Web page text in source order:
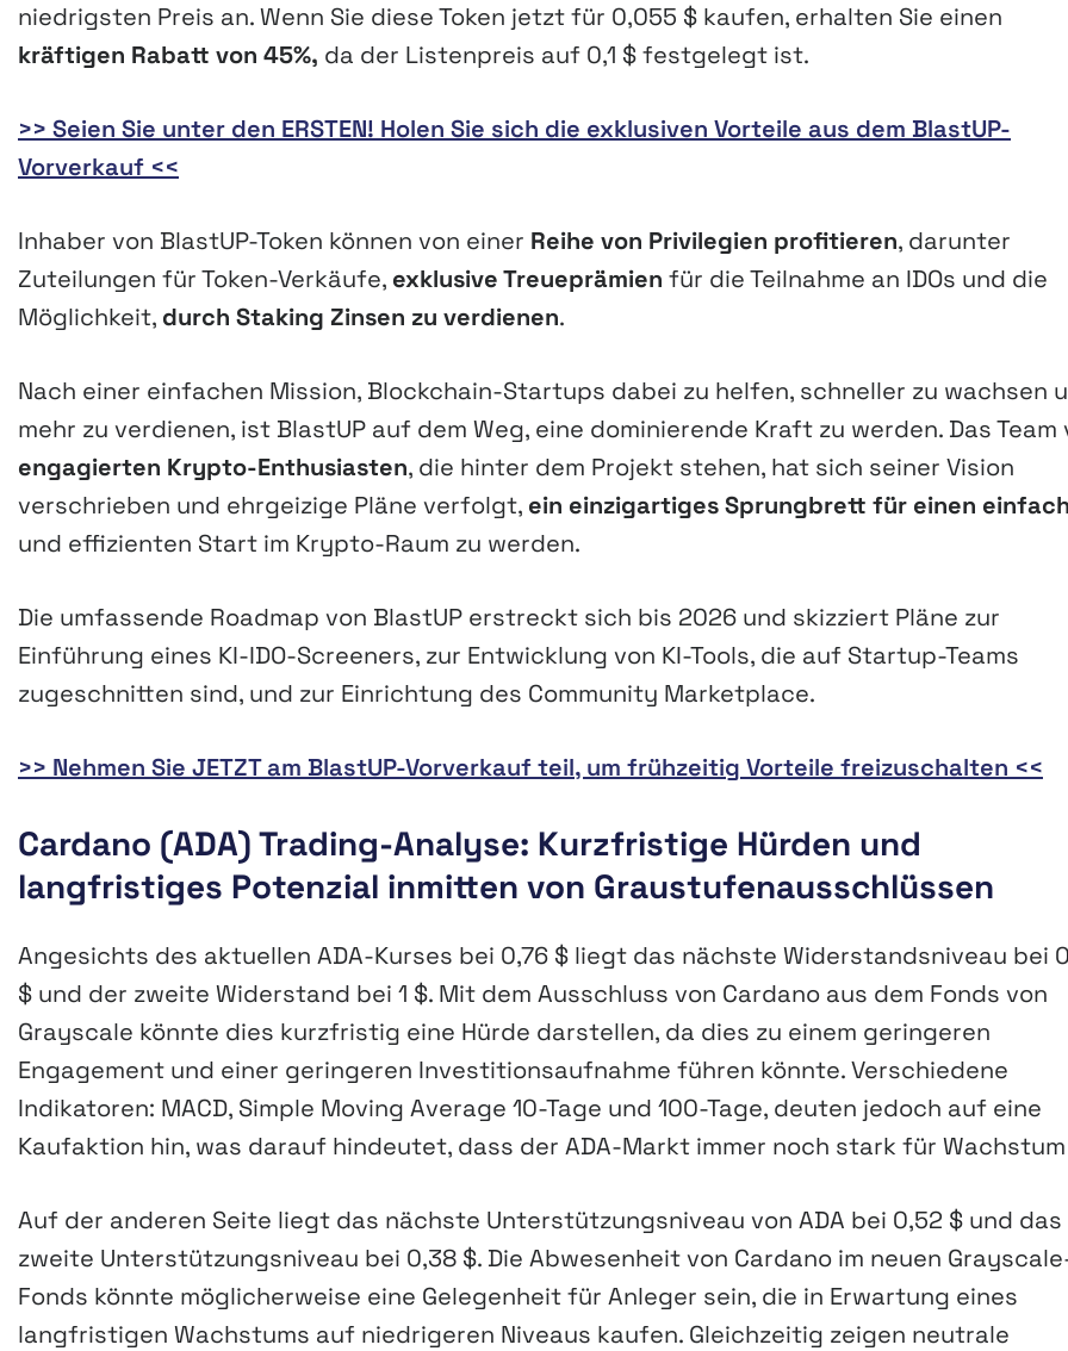
niedrigsten Preis an. Wenn Sie diese Token jetzt für 0,055 $ kaufen, erhalten Sie einen
kräftigen Rabatt von 45%, da der Listenpreis auf 0,1 $ festgelegt ist.
>> Seien Sie unter den ERSTEN! Holen Sie sich die exklusiven Vorteile aus dem BlastUP-
Vorverkauf <<
Inhaber von BlastUP-Token können von einer Reihe von Privilegien profitieren, darunter
Zuteilungen für Token-Verkäufe, exklusive Treueprämien für die Teilnahme an IDOs und die
Möglichkeit, durch Staking Zinsen zu verdienen.
Nach einer einfachen Mission, Blockchain-Startups dabei zu helfen, schneller zu wachsen
mehr zu verdienen, ist BlastUP auf dem Weg, eine dominierende Kraft zu werden. Das Team
engagierten Krypto-Enthusiasten, die hinter dem Projekt stehen, hat sich seiner Vision
verschrieben und ehrgeizige Pläne verfolgt, ein einzigartiges Sprungbrett für einen
und effizienten Start im Krypto-Raum zu werden.
Die umfassende Roadmap von BlastUP erstreckt sich bis 2026 und skizziert Pläne zur
Einführung eines KI-IDO-Screeners, zur Entwicklung von KI-Tools, die auf Startup-Teams
zugeschnitten sind, und zur Einrichtung des Community Marketplace.
>> Nehmen Sie JETZT am BlastUP-Vorverkauf teil, um frühzeitig Vorteile freizuschalten <<
Cardano (ADA) Trading-Analyse: Kurzfristige Hürden und
langfristiges Potenzial inmitten von Graustufenausschlüssen
Angesichts des aktuellen ADA-Kurses bei 0,76 $ liegt das nächste Widerstandsniveau bei
$ und der zweite Widerstand bei 1 $. Mit dem Ausschluss von Cardano aus dem Fonds von
Grayscale könnte dies kurzfristig eine Hürde darstellen, da dies zu einem geringeren
Engagement und einer geringeren Investitionsaufnahme führen könnte. Verschiedene
Indikatoren: MACD, Simple Moving Average 10-Tage und 100-Tage, deuten jedoch auf eine
Kaufaktion hin, was darauf hindeutet, dass der ADA-Markt immer noch stark für
Auf der anderen Seite liegt das nächste Unterstützungsniveau von ADA bei 0,52 $ und das
zweite Unterstützungsniveau bei 0,38 $. Die Abwesenheit von Cardano im neuen
Fonds könnte möglicherweise eine Gelegenheit für Anleger sein, die in Erwartung eines
langfristigen Wachstums auf niedrigeren Niveaus kaufen. Gleichzeitig zeigen neutrale